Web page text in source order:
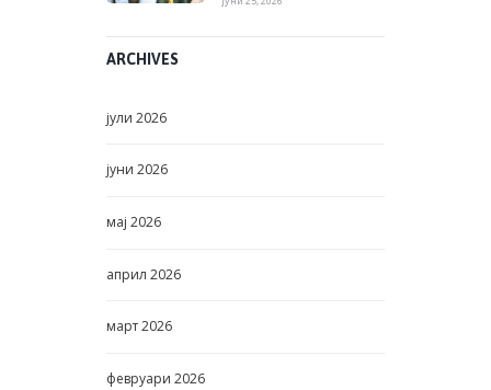
ARCHIVES
јули 2026
јуни 2026
мај 2026
април 2026
март2026
февруари 2026